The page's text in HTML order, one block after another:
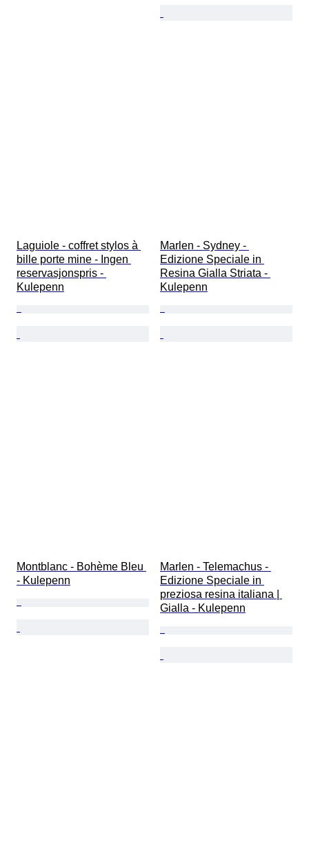
Laguiole - coffret stylos à
bille porte mine - Ingen
reservasjonspris -
Kulepenn
Marlen - Sydney -
Edizione Speciale in
Resina Gialla Striata -
Kulepenn
Montblanc - Bohème Bleu
- Kulepenn
Marlen - Telemachus -
Edizione Speciale in
preziosa resina italiana |
Gialla - Kulepenn